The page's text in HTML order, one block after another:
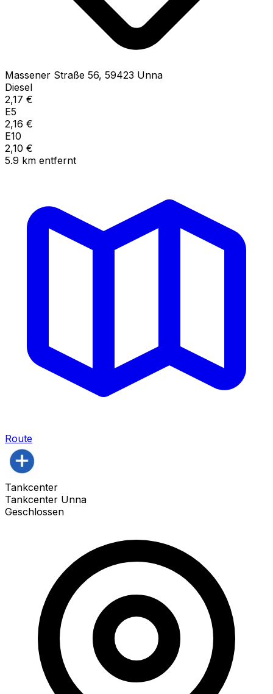
Massener Straße 56, 59423 Unna
Diesel
2,17 €
E5
2,16 €
E10
2,10 €
5.9 km entfernt
Route
Tankcenter
Tankcenter Unna
Geschlossen